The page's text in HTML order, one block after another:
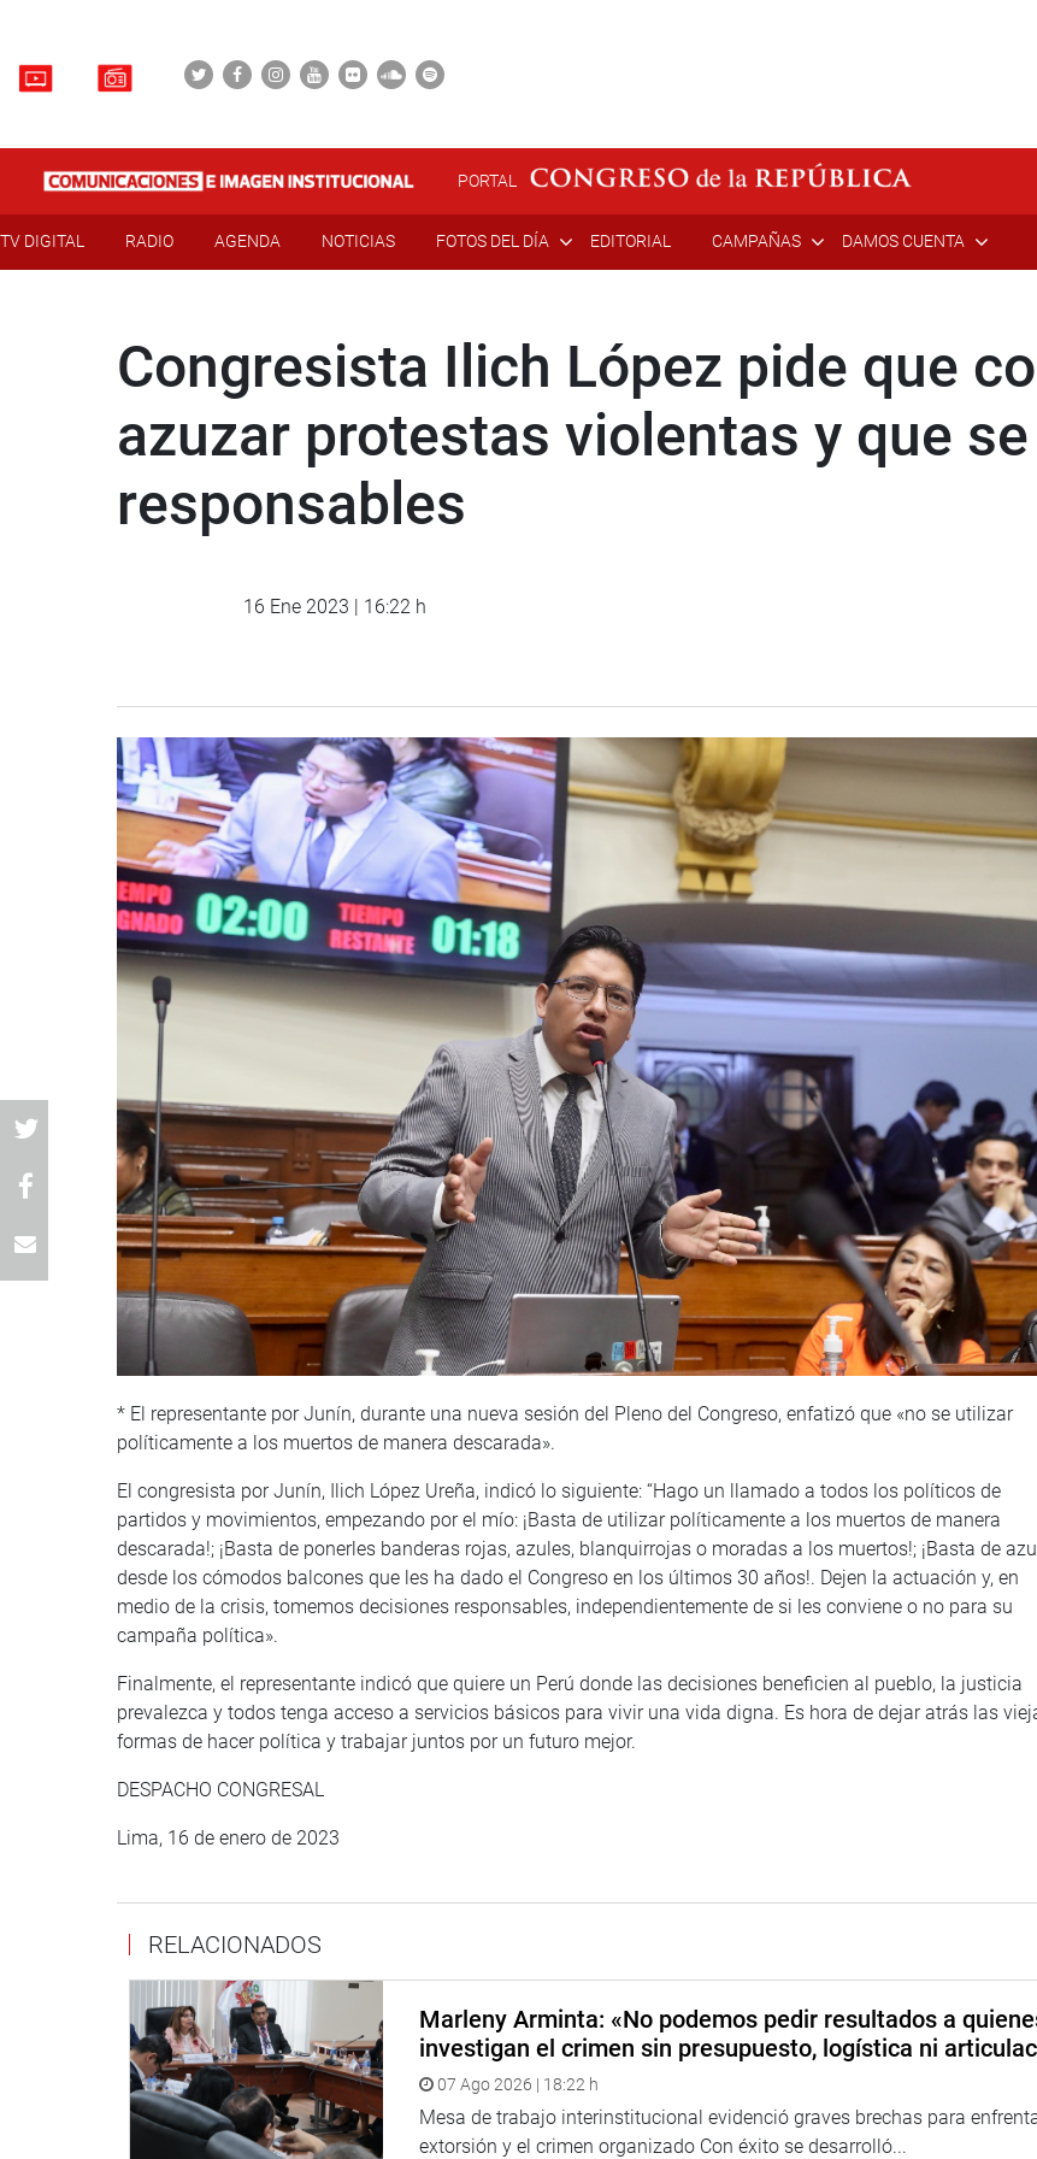
PORTAL
TV DIGITAL RADIO AGENDA NOTICIAS FOTOS DEL DÍA EDITORIAL CAMPAÑAS DAMOS CUENTA
Congresista Ilich López pide que
azuzar protestas violentas y que
responsables
16 Ene 2023 | 16:22 h
* El representante por Junín, durante una nueva sesión del Pleno del Congreso, enfatizó que «no se utilizar
políticamente a los muertos de manera descarada».
El congresista por Junín, Ilich López Ureña, indicó lo siguiente: “Hago un llamado a todos los políticos de
partidos y movimientos, empezando por el mío: ¡Basta de utilizar políticamente a los muertos de manera
descarada!; ¡Basta de ponerles banderas rojas, azules, blanquirrojas o moradas a los muertos!; ¡Basta de
desde los cómodos balcones que les ha dado el Congreso en los últimos 30 años!. Dejen la actuación y, en
medio de la crisis, tomemos decisiones responsables, independientemente de si les conviene o no para su
campaña política».
Finalmente, el representante indicó que quiere un Perú donde las decisiones beneficien al pueblo, la justicia
prevalezca y todos tenga acceso a servicios básicos para vivir una vida digna. Es hora de dejar atrás las
formas de hacer política y trabajar juntos por un futuro mejor.
DESPACHO CONGRESAL
Lima, 16 de enero de 2023
RELACIONADOS
Marleny Arminta: «No podemos pedir resultados a
investigan el crimen sin presupuesto, logística ni
07 Ago 2026 | 18:22 h
Mesa de trabajo interinstitucional evidenció graves brechas para
extorsión y el crimen organizado Con éxito se desarrolló...